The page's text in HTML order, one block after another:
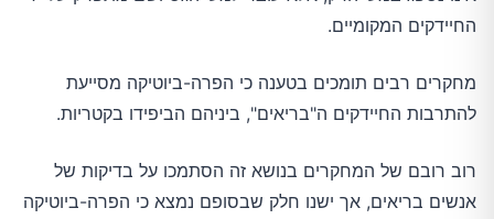
החיידקים המקומיים.
מחקרים רבים תומכים בטענה כי הפרה-ביוטיקה מסייעת
להתרבות החיידקים ה"בריאים", ביניהם הביפידו בקטריות.
רוב רובם של המחקרים בנושא זה הסתמכו על בדיקות של
אנשים בריאים, אך ישנו חלק שבסופם נמצא כי הפרה-ביוטיקה